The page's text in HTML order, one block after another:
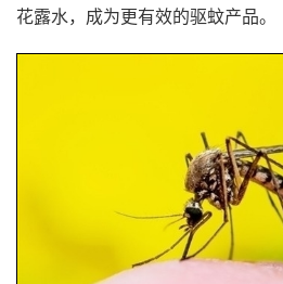
花露水，成为更有效的驱蚊产品。